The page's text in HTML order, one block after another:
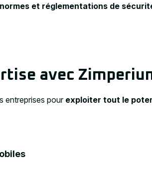
normes et réglementations de
avec
entreprises pour exploiter tout le